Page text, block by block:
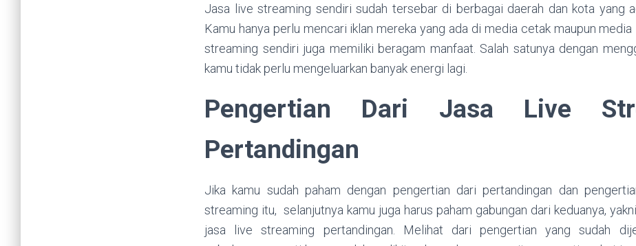
Jasa live streaming sendiri sudah tersebar di berbagai daerah dan kota yang
Kamu hanya perlu mencari iklan mereka yang ada di media cetak maupun media
streaming sendiri juga memiliki beragam manfaat. Salah satunya dengan
kamu tidak perlu mengeluarkan banyak energi lagi.
Pengertian Dari Jasa Live
Pertandingan
Jika kamu sudah paham dengan pengertian dari pertandingan dan
streaming itu, selanjutnya kamu juga harus paham gabungan dari keduanya,
jasa live streaming pertandingan. Melihat dari pengertian yang sudah